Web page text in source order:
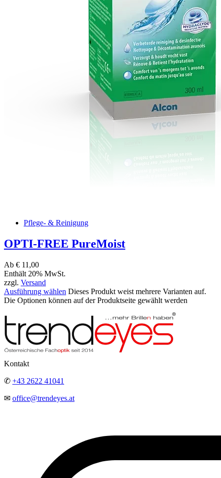
Pflege- & Reinigung
OPTI-FREE PureMoist
Ab € 11,00
Enthält 20% MwSt.
zzgl. Versand
Ausführung wählen Dieses Produkt weist mehrere Varianten auf.
Die Optionen können auf der Produktseite gewählt werden
Kontakt
✆ +43 2622 41041
✉ office@trendeyes.at